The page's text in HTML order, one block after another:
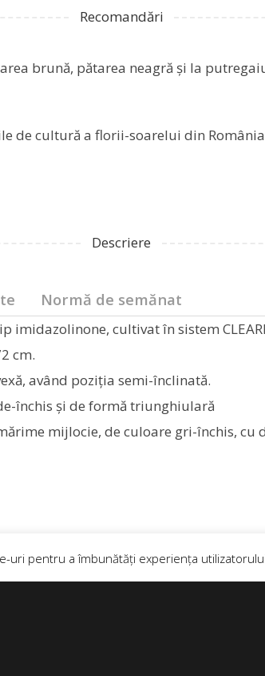
Recomandări
brună, pătarea neagră şi la
de cultură a florii-soarelui din
Descriere
Normă de semănat
cultivat în sistem
cm.
având poziția semi-înclinată.
închis şi de formă triunghiulară
mijlocie, de culoare gri-închis,
uri pentru a îmbunătăți experiența